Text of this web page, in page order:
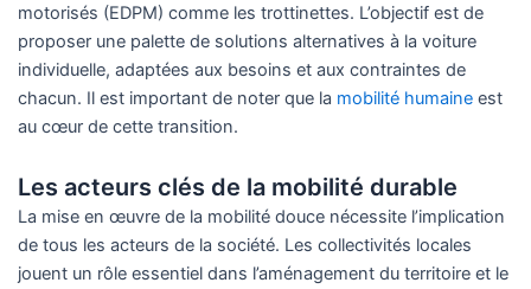
motorisés (EDPM) comme les trottinettes. L’objectif est de
proposer une palette de solutions alternatives à la voiture
individuelle, adaptées aux besoins et aux contraintes de
chacun. Il est important de noter que la mobilité humaineest
au cœur de cette transition.
Les acteurs clés de la mobilité durable
La mise en œuvre de la mobilité douce nécessite l’implication
de tous les acteurs de la société. Les collectivités locales
jouent un rôle essentiel dans l’aménagement du territoire et le